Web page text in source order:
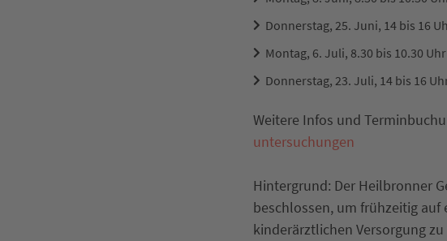
Donnerstag, 25. Juni, 14 bis 16
Montag, 6. Juli, 8.30 bis 10.30 Uhr
Donnerstag, 23. Juli, 14 bis 16
Weitere Infos und
untersuchungen
Hintergrund: Der Heilbronner
beschlossen, um frühzeitig
kinderärztlichen Versorgung